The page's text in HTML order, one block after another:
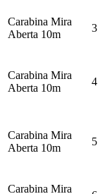
Carabina Mira
Aberta 10m
3
Carabina Mira
Aberta 10m
4
Carabina Mira
Aberta 10m
5
Carabina Mira